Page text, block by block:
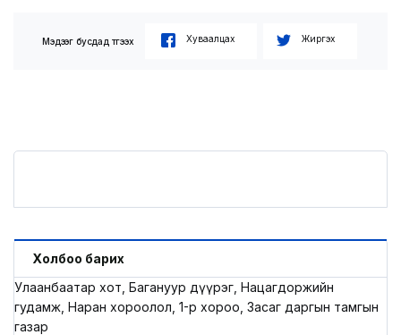
Мэдээг бусдад түгээх Хуваалцах Жиргэх
Холбоо барих
Улаанбаатар хот, Багануур дүүрэг, Нацагдоржийн
гудамж, Наран хороолол, 1-р хороо, Засаг даргын тамгын
газар